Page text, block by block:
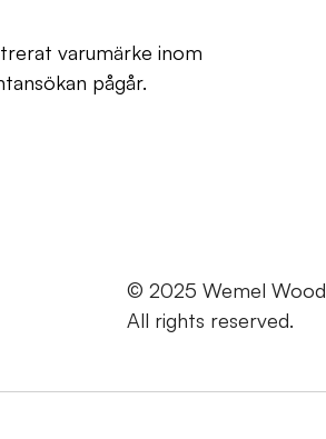
varumärke inom
pågår.
© 2025 Wemel Wood
All rights reserved.